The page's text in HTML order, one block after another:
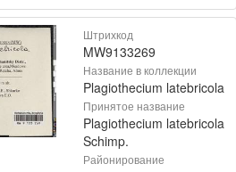
Штрихкод
MW9133269
Название в коллекции
Plagiothecium latebricola
Принятое название
Plagiothecium latebricola
Schimp.
Районирование